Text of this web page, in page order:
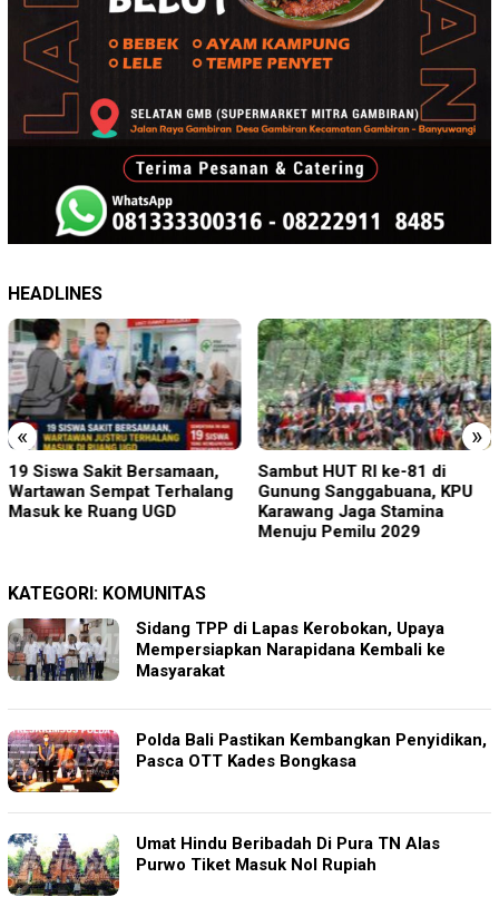
HEADLINES
« »
19 Siswa Sakit Bersamaan,
Wartawan Sempat Terhalang
Masuk ke Ruang UGD
Sambut HUT RI ke-81 di
Gunung Sanggabuana, KPU
Karawang Jaga Stamina
Menuju Pemilu 2029
KATEGORI: KOMUNITAS
Sidang TPP di Lapas Kerobokan, Upaya
Mempersiapkan Narapidana Kembali ke
Masyarakat
Polda Bali Pastikan Kembangkan Penyidikan,
Pasca OTT Kades Bongkasa
Umat Hindu Beribadah Di Pura TN Alas
Purwo Tiket Masuk Nol Rupiah